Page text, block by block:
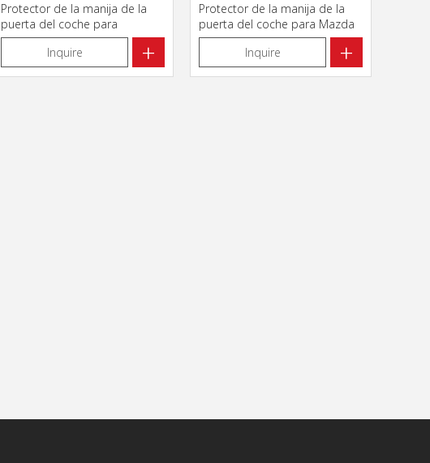
Protector de la manija de la
puerta del coche para
HYUNDAI Elantra i30
Inquire
+
Protector de la manija de la
puerta del coche para Mazda
3
Inquire
+